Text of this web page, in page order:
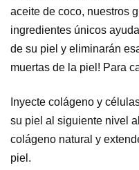
aceite de coco, nuestros
ingredientes únicos
de su piel y eliminarán
muertas de la piel! Para
Inyecte colágeno y
su piel al siguiente nivel
colágeno natural y
piel.